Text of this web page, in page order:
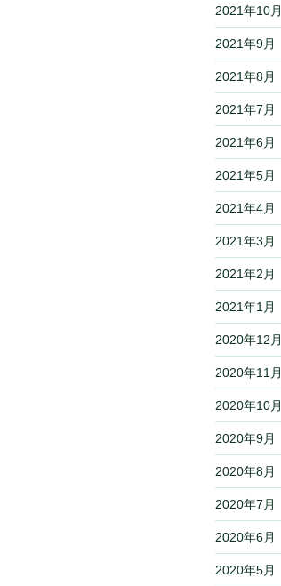
2021年10月
2021年9月
2021年8月
2021年7月
2021年6月
2021年5月
2021年4月
2021年3月
2021年2月
2021年1月
2020年12月
2020年11月
2020年10月
2020年9月
2020年8月
2020年7月
2020年6月
2020年5月